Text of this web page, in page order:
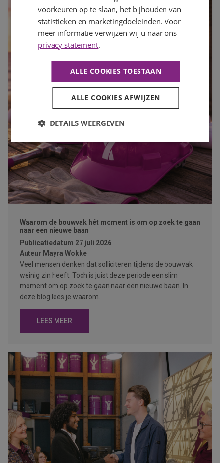
Waarom de bouwvak hét moment is om op zoek te gaan
naar een nieuwe baan
Publicatiedatum 27 juli 2026
Auteur Mayra Wokke
Veel mensen denken dat solliciteren tijdens de bouwvak
weinig zin heeft. Toch is juist deze periode een slim
moment om op zoek te gaan naar een nieuwe baan. In
deze blog lees je waarom.
LEES MEER
voorkeuren op te slaan, het bijhouden van
statistieken en marketingdoeleinden. Voor
meer informatie verwijzen wij u naar ons
privacy statement.
ALLE COOKIES TOESTAAN
ALLE COOKIES AFWIJZEN
DETAILS WEERGEVEN